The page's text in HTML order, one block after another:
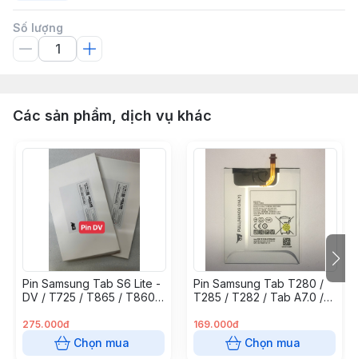
Số lượng
Các sản phẩm, dịch vụ khác
Pin Samsung Tab S6 Lite -
DV / T725 / T865 / T860 /
BT725ABU - 7300mAh )
275.000đ
Chọn mua
Pin Samsung Tab T280 /
T285 / T282 / Tab A7.0 /
4000mAh
169.000đ
Chọn mua